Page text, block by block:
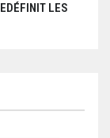
LES